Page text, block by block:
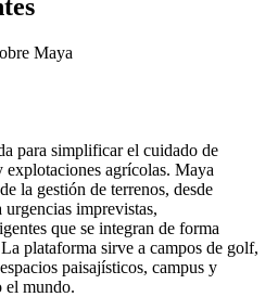
Maya
para simplificar el cuidado de
explotaciones agrícolas. Maya
la gestión de terrenos, desde
urgencias imprevistas,
que se integran de forma
plataforma sirve a campos de golf,
paisajísticos, campus y
el mundo.